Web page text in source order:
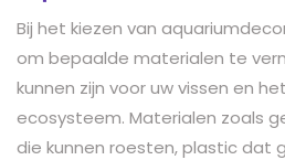
Bij het kiezen van
om bepaalde materialen te
kunnen zijn voor uw vissen en
ecosysteem. Materialen zoals
die kunnen roesten, plastic